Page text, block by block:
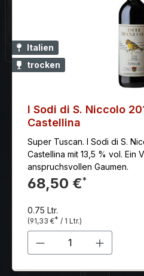
Italien
trocken
I Sodi di S. Niccolo
Castellina
Super Tuscan. I Sodi di S.
Castellina mit 13,5 % vol. Ein
anspruchsvollen Gaumen.
68,50 €*
0.75 Ltr.
(91,33 €* / 1 Ltr.)
Produkt Anzahl: